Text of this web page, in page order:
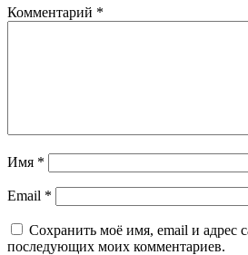
Комментарий *
Имя *
Email *
Сохранить моё имя, email и адрес
последующих моих комментариев.